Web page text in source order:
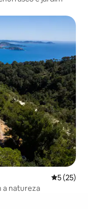
5 de uma
5 (25)
a natureza